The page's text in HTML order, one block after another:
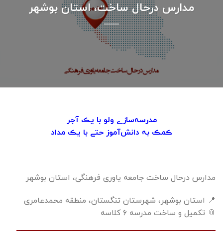
مدارس درحال ساخت، استان بوشهر
مدرسہ‌سازے ولو با یڪ آجر
ڪمڪ بہ دانش‌آموز حتے با یڪ مداد
مدارس درحال ساخت جامعه یاوری فرهنگی، استان بوشهر
📍 استان بوشهر، شهرستان تنگستان، منطقه محمدعامری
📎 تکمیل و ساخت مدرسه ۶ کلاسه